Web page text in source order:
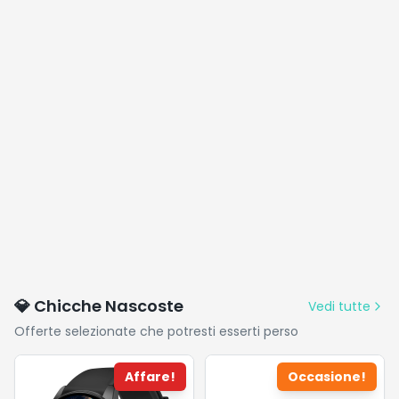
💎 Chicche Nascoste
Vedi tutte
Offerte selezionate che potresti esserti perso
Affare! Occasione!